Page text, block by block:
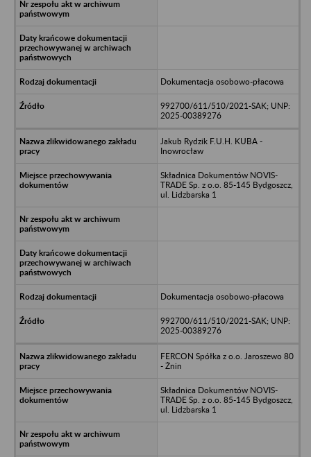
Dokumentacja osobowo-płacowa
992700/611/510/2021-SAK; UNP:
2025-00389276
Jakub Rydzik F.U.H. KUBA -
Inowrocław
Składnica Dokumentów NOVIS-
TRADE Sp. z o.o. 85-145 Bydgoszcz,
ul. Lidzbarska 1
Dokumentacja osobowo-płacowa
992700/611/510/2021-SAK; UNP:
2025-00389276
FERCON Spółka z o.o. Jaroszewo 80
- Żnin
Składnica Dokumentów NOVIS-
TRADE Sp. z o.o. 85-145 Bydgoszcz,
ul. Lidzbarska 1